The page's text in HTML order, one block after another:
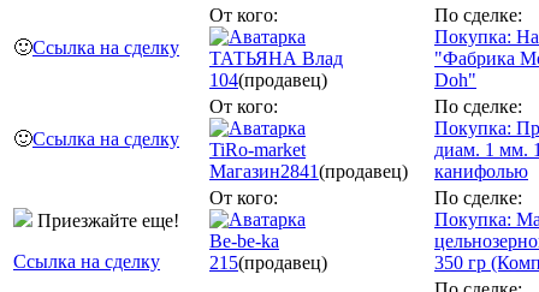
🙂Ссылка на сделку
От кого:
ТАТЬЯНА Влад
104(продавец)
По сделке:
Покупка:
"Фабрика
Doh"
🙂Ссылка на сделку
От кого:
TiRo-market
Магазин2841(продавец)
По сделке:
Покупка:
диам. 1 мм.
канифолью
Приезжайте еще!
Ссылка на сделку
От кого:
Be-be-ka
215(продавец)
По сделке:
Покупка:
350 гр